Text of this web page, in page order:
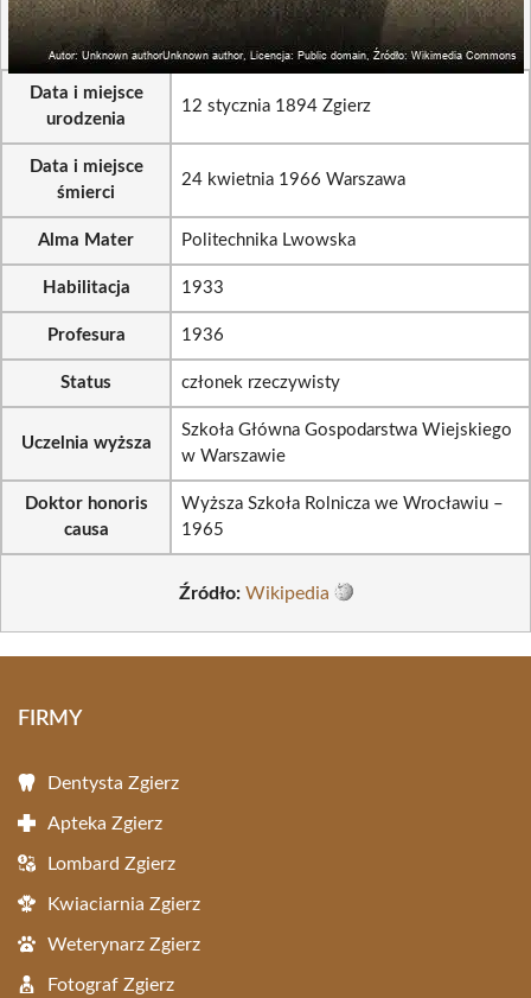
Data i miejsce
urodzenia
12 stycznia 1894 Zgierz
Data i miejsce
śmierci
24 kwietnia 1966 Warszawa
Alma Mater Politechnika Lwowska
Habilitacja 1933
Profesura 1936
Status członek rzeczywisty
Uczelnia wyższa
Szkoła Główna Gospodarstwa Wiejskiego
w Warszawie
Doktor honoris
causa
Wyższa Szkoła Rolnicza we Wrocławiu –
1965
Źródło: Wikipedia
FIRMY
Dentysta Zgierz
Apteka Zgierz
Lombard Zgierz
Kwiaciarnia Zgierz
Weterynarz Zgierz
Fotograf Zgierz